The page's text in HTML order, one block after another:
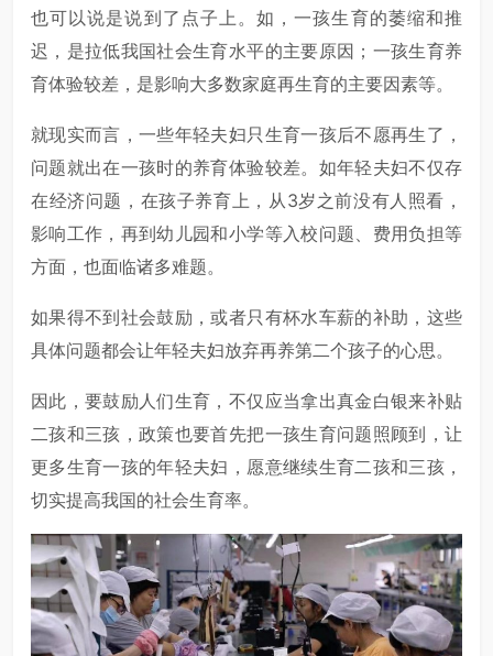
也可以说是说到了点子上。如，一孩生育的萎缩和推
迟，是拉低我国社会生育水平的主要原因；一孩生育养
育体验较差，是影响大多数家庭再生育的主要因素等。
就现实而言，一些年轻夫妇只生育一孩后不愿再生了，
问题就出在一孩时的养育体验较差。如年轻夫妇不仅存
在经济问题，在孩子养育上，从3岁之前没有人照看，
影响工作，再到幼儿园和小学等入校问题、费用负担等
方面，也面临诸多难题。
如果得不到社会鼓励，或者只有杯水车薪的补助，这些
具体问题都会让年轻夫妇放弃再养第二个孩子的心思。
因此，要鼓励人们生育，不仅应当拿出真金白银来补贴
二孩和三孩，政策也要首先把一孩生育问题照顾到，让
更多生育一孩的年轻夫妇，愿意继续生育二孩和三孩，
切实提高我国的社会生育率。